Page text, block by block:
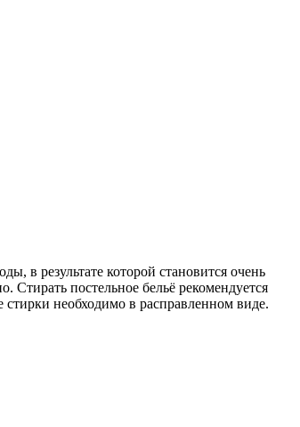
в результате которой становится очень
постельное бельё рекомендуется
стирки необходимо в расправленном виде.